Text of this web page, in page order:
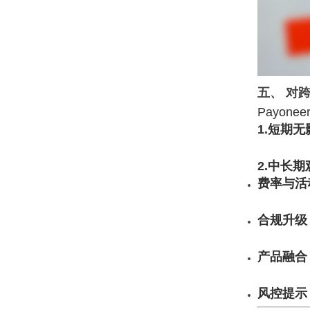
五、 对
1.短期无
2.中长期
费率与活
合规升级
产品融合
风控提示